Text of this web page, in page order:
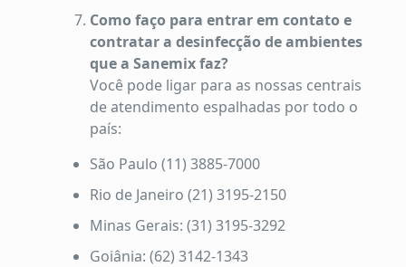
Como faço para entrar em contato e
contratar a desinfecção de ambientes
que a Sanemix faz?
Você pode ligar para as nossas centrais
de atendimento espalhadas por todo o
país:
São Paulo (11) 3885-7000
Rio de Janeiro (21) 3195-2150
Minas Gerais: (31) 3195-3292
Goiânia: (62) 3142-1343